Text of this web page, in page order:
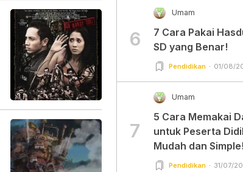
6
Umam
7 Cara Pakai
SD yang Benar!
Pendidikan 01/08/
7
Umam
5 Cara Memakai
untuk Peserta
Mudah dan Simple!
Pendidikan 31/07/